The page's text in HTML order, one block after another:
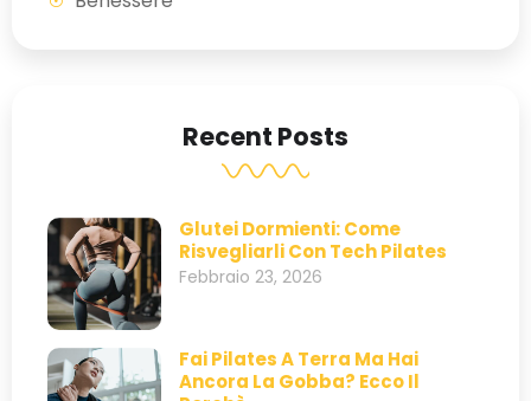
Recent Posts
Glutei Dormienti: Come
Risvegliarli Con Tech Pilates
Febbraio 23, 2026
Fai Pilates A Terra Ma Hai
Ancora La Gobba? Ecco Il